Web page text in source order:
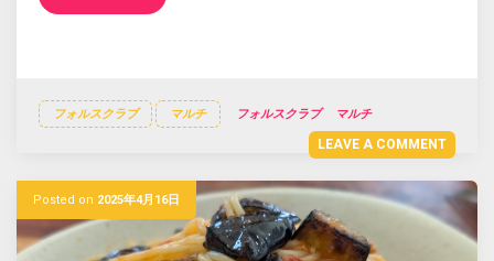
フォルスクラブ マルチ フォルスクラブ マルチ
LEAVE A COMMENT
Posted on 2025年4月16日